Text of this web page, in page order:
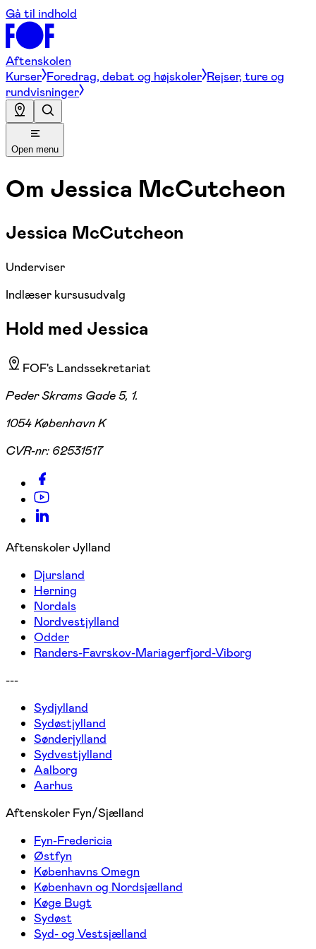
Gå til indhold
Aftenskolen
Kurser Foredrag, debat og højskoler Rejser, ture og
rundvisninger
Open menu
Om Jessica McCutcheon
Jessica McCutcheon
Underviser
Indlæser kursusudvalg
Hold med Jessica
FOF's Landssekretariat
Peder Skrams Gade 5, 1.
1054 København K
CVR-nr: 62531517
Aftenskoler Jylland
Djursland
Herning
Nordals
Nordvestjylland
Odder
Randers-Favrskov-Mariagerfjord-Viborg
---
Sydjylland
Sydøstjylland
Sønderjylland
Sydvestjylland
Aalborg
Aarhus
Aftenskoler Fyn/Sjælland
Fyn-Fredericia
Østfyn
Københavns Omegn
København og Nordsjælland
Køge Bugt
Sydøst
Syd- og Vestsjælland